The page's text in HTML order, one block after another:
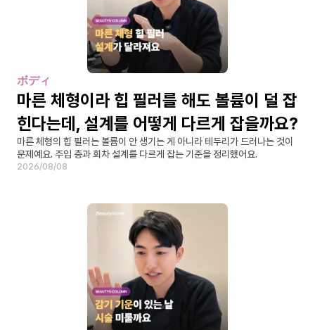
ボディ
마른 체형이라 힙 필러를 해도 볼륨이 덜 잡
힌다는데, 설계를 어떻게 다르게 잡을까요?
마른 체형의 힙 필러는 볼륨이 안 생기는 게 아니라 테두리가 드러나는 것이
문제예요. 주입 층과 회차 설계를 다르게 잡는 기준을 정리했어요.
2026/08/08